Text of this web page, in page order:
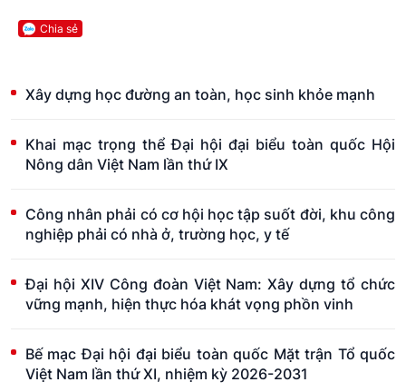
Chia sẻ
Xây dựng học đường an toàn, học sinh khỏe mạnh
Khai mạc trọng thể Đại hội đại biểu toàn quốc Hội
Nông dân Việt Nam lần thứ IX
Công nhân phải có cơ hội học tập suốt đời, khu công
nghiệp phải có nhà ở, trường học, y tế
Đại hội XIV Công đoàn Việt Nam: Xây dựng tổ chức
vững mạnh, hiện thực hóa khát vọng phồn vinh
Bế mạc Đại hội đại biểu toàn quốc Mặt trận Tổ quốc
Việt Nam lần thứ XI, nhiệm kỳ 2026-2031